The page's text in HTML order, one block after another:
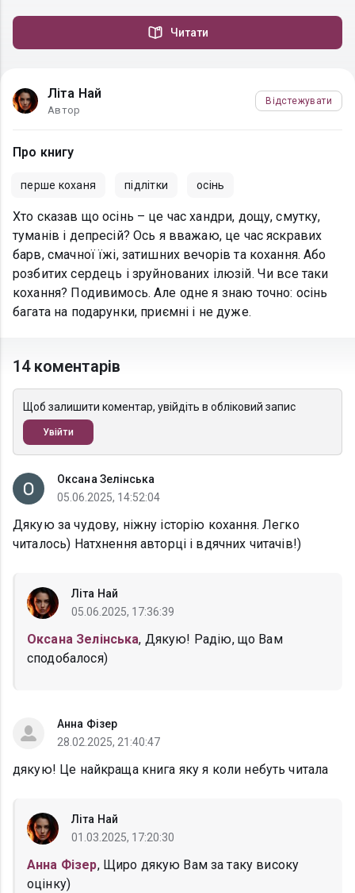
Читати
Літа Най
Автор
Відстежувати
Про книгу
перше коханя підлітки осінь
Хто сказав що осінь – це час хандри, дощу, смутку,
туманів і депресій? Ось я вважаю, це час яскравих
барв, смачної їжі, затишних вечорів та кохання. Або
розбитих сердець і зруйнованих ілюзій. Чи все таки
кохання? Подивимось. Але одне я знаю точно: осінь
багата на подарунки, приємні і не дуже.
14 коментарів
Щоб залишити коментар, увійдіть в обліковий запис
Увійти
Оксана Зелінська
05.06.2025, 14:52:04
Дякую за чудову, ніжну історію кохання. Легко
читалось) Натхнення авторці і вдячних читачів!)
Літа Най
05.06.2025, 17:36:39
Оксана Зелінська, Дякую! Радію, що Вам
сподобалося)
Анна Фізер
28.02.2025, 21:40:47
дякую! Це найкраща книга яку я коли небуть читала
Літа Най
01.03.2025, 17:20:30
Анна Фізер, Щиро дякую Вам за таку високу
оцінку)